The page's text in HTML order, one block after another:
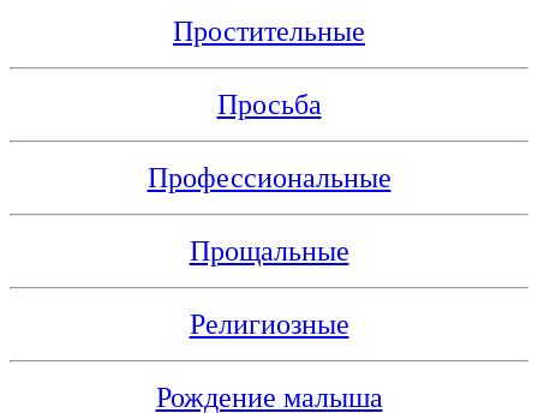
Простительные
Просьба
Профессиональные
Прощальные
Религиозные
Рождение малыша